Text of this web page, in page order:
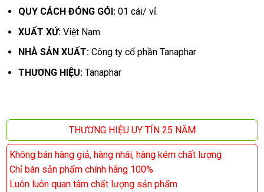
QUY CÁCH ĐÓNG GÓI:01 cái/ vỉ.
XUẤT XỨ: Việt Nam
NHÀ SẢN XUẤT: Công ty cổ phần Tanaphar
THƯƠNG HIỆU:Tanaphar
THƯƠNG HIỆU UY TÍN 25 NĂM
Không bán hàng giả, hàng nhái, hàng kém chất lượng
Chỉ bán sản phẩm chính hãng 100%
Luôn luôn quan tâm chất lượng sản phẩm